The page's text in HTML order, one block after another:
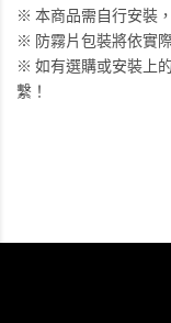
※ 本商品需自行安裝
※ 防霧片包裝將依實
※ 如有選購或安裝上
繫！